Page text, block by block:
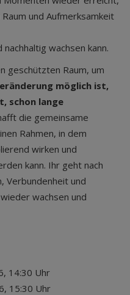
und Aufmerksamkeit
wachsen kann.
geschützten Raum, um
möglich ist,
schon lange
die gemeinsame
Rahmen, in dem
wirken und
kann. Ihr geht nach
Verbundenheit und
wachsen und
14:30 Uhr
15:30 Uhr